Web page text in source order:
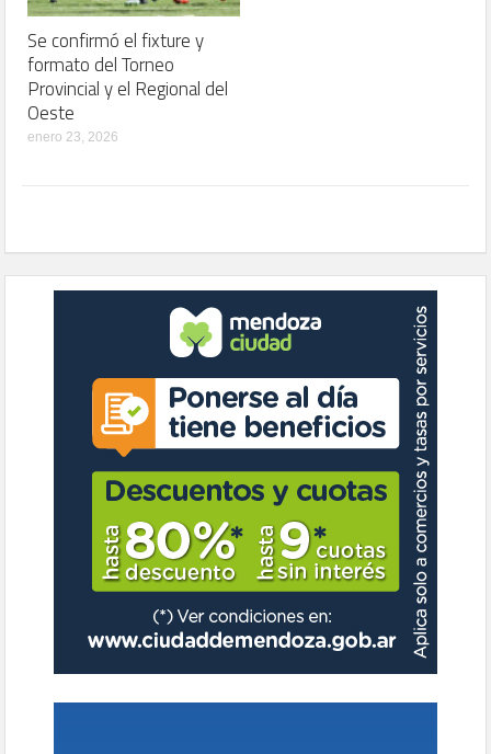
Se confirmó el fixture y
formato del Torneo
Provincial y el Regional del
Oeste
enero 23, 2026